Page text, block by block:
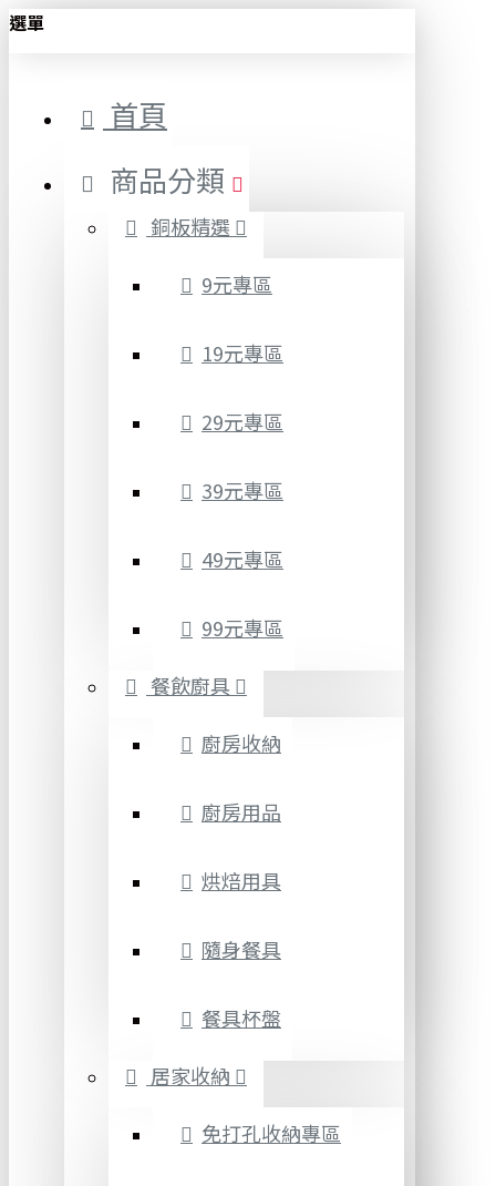
選單
首頁
商品分類
銅板精選
9元專區
19元專區
29元專區
39元專區
49元專區
99元專區
餐飲廚具
廚房收納
廚房用品
烘焙用具
隨身餐具
餐具杯盤
居家收納
免打孔收納專區